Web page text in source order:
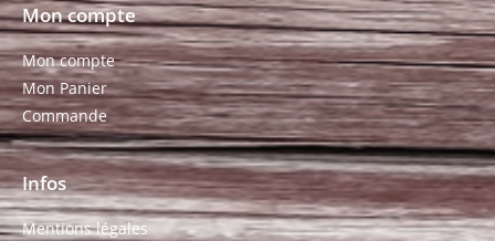
Mon compte
Mon compte
Mon Panier
Commande
Infos
Mentions légales